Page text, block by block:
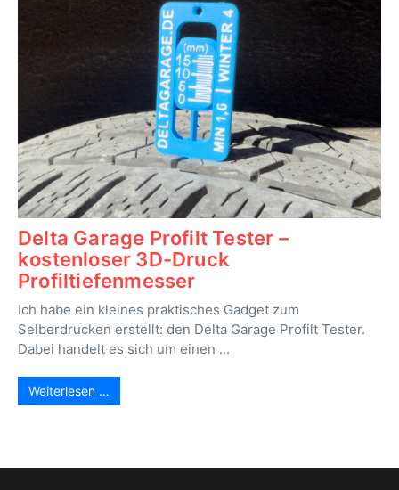
Delta Garage Profilt Tester –
kostenloser 3D-Druck
Profiltiefenmesser
Ich habe ein kleines praktisches Gadget zum
Selberdrucken erstellt: den Delta Garage Profilt Tester.
Dabei handelt es sich um einen ...
Weiterlesen …